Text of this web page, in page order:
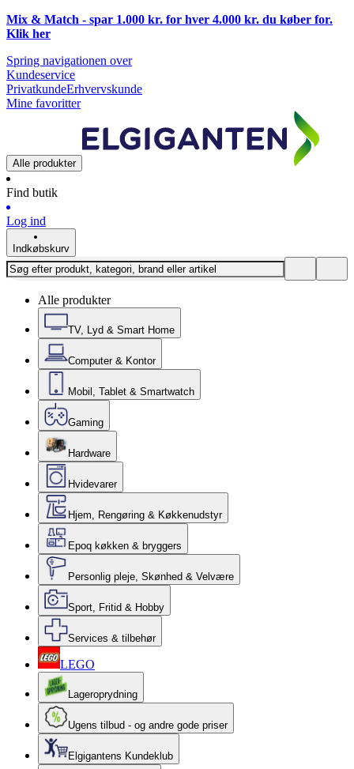
Mix & Match - spar 1.000 kr. for hver 4.000 kr. du køber for.
Klik her
Spring navigationen over
Kundeservice
PrivatkundeErhvervskunde
Mine favoritter
Alle produkter
Find butik
Log ind
Indkøbskurv
Alle produkter
TV, Lyd & Smart Home
Computer & Kontor
Mobil, Tablet & Smartwatch
Gaming
Hardware
Hvidevarer
Hjem, Rengøring & Køkkenudstyr
Epoq køkken & bryggers
Personlig pleje, Skønhed & Velvære
Sport, Fritid & Hobby
Services & tilbehør
LEGO
Lageroprydning
Ugens tilbud - og andre gode priser
Elgigantens Kundeklub